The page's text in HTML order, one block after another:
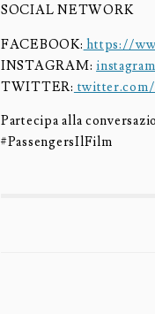
SOCIAL NETWORK
FACEBOOK: https://
INSTAGRAM:
TWITTER:
Partecipa alla
#PassengersIlFilm